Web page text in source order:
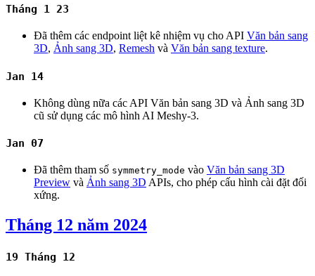
Tháng 1 23
Đã thêm các endpoint liệt kê nhiệm vụ cho API Văn bản sang
3D, Ảnh sang 3D, Remesh và Văn bản sang texture.
Jan 14
Không dùng nữa các API Văn bản sang 3D và Ảnh sang 3D
cũ sử dụng các mô hình AI Meshy-3.
Jan 07
Đã thêm tham số symmetry_mode vào Văn bản sang 3D
Preview và Ảnh sang 3D APIs, cho phép cấu hình cài đặt đối
xứng.
Tháng 12 năm 2024
19 Tháng 12